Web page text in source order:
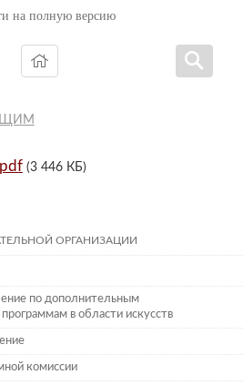
на полную версию
(3 446 КБ)
ОРГАНИЗАЦИИ
по дополнительным
в области искусств
комиссии